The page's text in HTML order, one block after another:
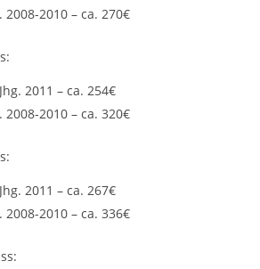
2008-2010 – ca. 270€
2011 – ca. 254€
2008-2010 – ca. 320€
2011 – ca. 267€
2008-2010 – ca. 336€